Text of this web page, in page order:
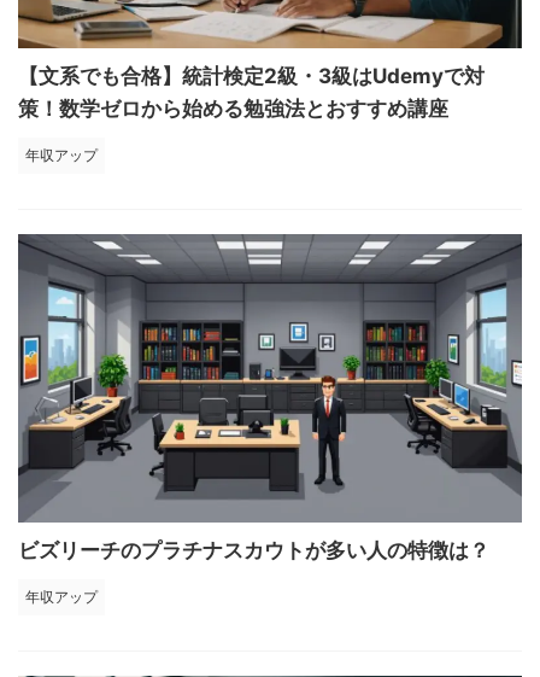
【文系でも合格】統計検定2級・3級はUdemyで対
策！数学ゼロから始める勉強法とおすすめ講座
年収アップ
ビズリーチのプラチナスカウトが多い人の特徴は？
年収アップ